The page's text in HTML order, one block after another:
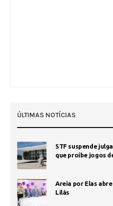
ÚLTIMAS NOTÍCIAS
STF suspende
que proíbe jogos
Areia por Elas
Lilás